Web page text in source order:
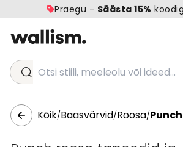
Praegu - Säästa 15%
Otsi stiili, meeleolu või ideed...
Kõik/Baasvärvid/Roosa/Punch